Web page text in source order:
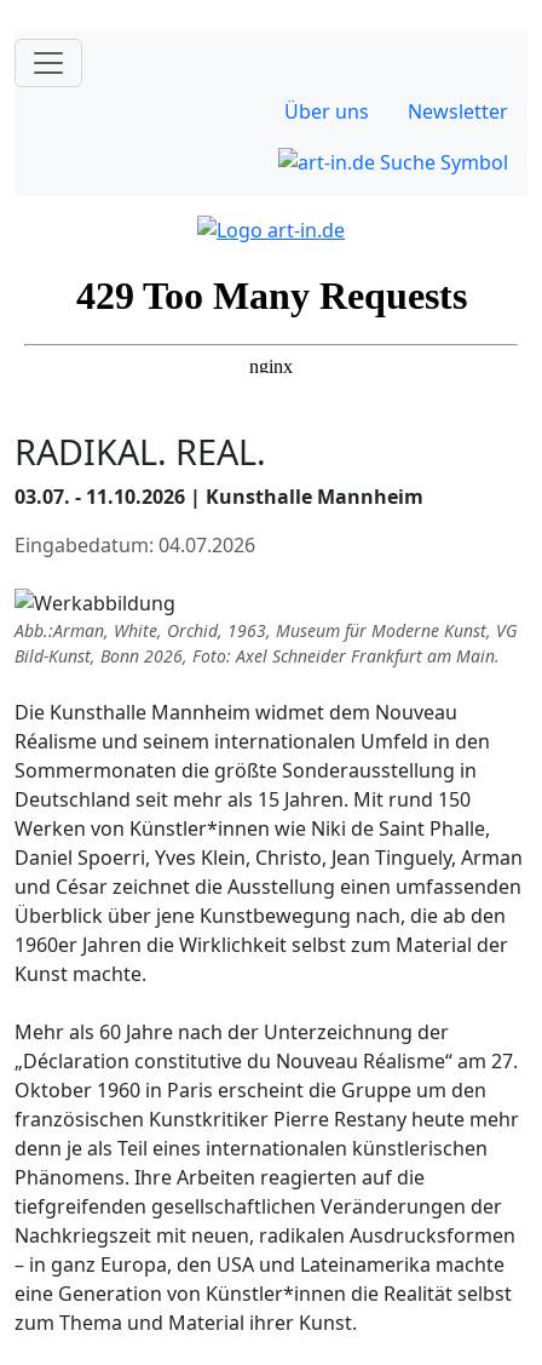
Über uns Newsletter
RADIKAL. REAL.
03.07. - 11.10.2026 | Kunsthalle Mannheim
Eingabedatum: 04.07.2026
Abb.:Arman, White, Orchid, 1963, Museum für Moderne Kunst, VG
Bild-Kunst, Bonn 2026, Foto: Axel Schneider Frankfurt am Main.
Die Kunsthalle Mannheim widmet dem Nouveau
Réalisme und seinem internationalen Umfeld in den
Sommermonaten die größte Sonderausstellung in
Deutschland seit mehr als 15 Jahren. Mit rund 150
Werken von Künstler*innen wie Niki de Saint Phalle,
Daniel Spoerri, Yves Klein, Christo, Jean Tinguely, Arman
und César zeichnet die Ausstellung einen umfassenden
Überblick über jene Kunstbewegung nach, die ab den
1960er Jahren die Wirklichkeit selbst zum Material der
Kunst machte.
Mehr als 60 Jahre nach der Unterzeichnung der
„Déclaration constitutive du Nouveau Réalisme“ am 27.
Oktober 1960 in Paris erscheint die Gruppe um den
französischen Kunstkritiker Pierre Restany heute mehr
denn je als Teil eines internationalen künstlerischen
Phänomens. Ihre Arbeiten reagierten auf die
tiefgreifenden gesellschaftlichen Veränderungen der
Nachkriegszeit mit neuen, radikalen Ausdrucksformen
– in ganz Europa, den USA und Lateinamerika machte
eine Generation von Künstler*innen die Realität selbst
zum Thema und Material ihrer Kunst.